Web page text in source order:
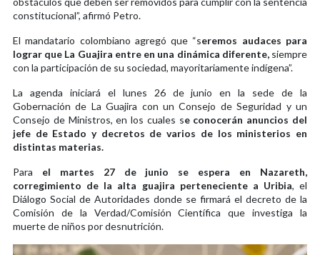
constitucional”, afirmó Petro.
El mandatario colombiano agregó que “seremos audaces para
lograr que La Guajira entre en una dinámica diferente,siempre
con la participación de su sociedad, mayoritariamente indígena”.
La agenda iniciará el lunes 26 de junio en la sede de la
Gobernación de La Guajira con un Consejo de Seguridad y un
Consejo de Ministros, en los cuales se conocerán anuncios del
jefe de Estado y decretos de varios de los ministerios en
distintas materias.
Para el martes 27 de junio se espera en Nazareth,
corregimiento de la alta guajira perteneciente a Uribia, el
Diálogo Social de Autoridades donde se firmará el decreto de la
Comisión de la Verdad/Comisión Científica que investiga la
muerte de niños por desnutrición.